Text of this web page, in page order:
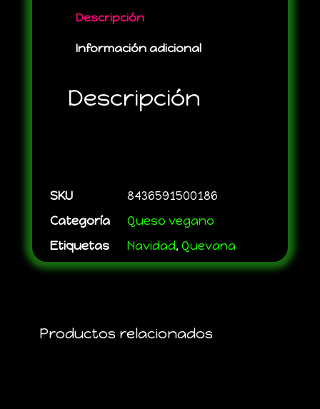
Descripción
Información adicional
Descripción
SKU
8436591500186
Categoría
Queso vegano
Etiquetas
Navidad, Quevana
Productos relacionados